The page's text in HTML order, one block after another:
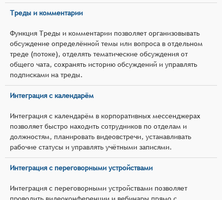
Треды и комментарии
Функция Треды и комментарии позволяет организовывать
обсуждение определённой темы или вопроса в отдельном
треде (потоке), отделять тематические обсуждения от
общего чата, сохранять историю обсуждений и управлять
подписками на треды.
Интеграция с календарём
Интеграция с календарём в корпоративных мессенджерах
позволяет быстро находить сотрудников по отделам и
должностям, планировать видеовстречи, устанавливать
рабочие статусы и управлять учётными записями.
Интеграция с переговорными устройствами
Интеграция с переговорными устройствами позволяет